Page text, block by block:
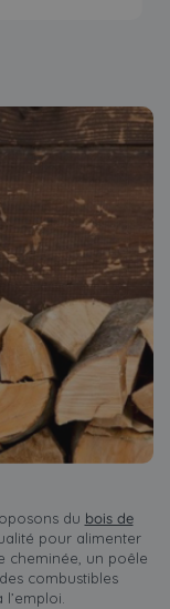
du bois de
pour alimenter
cheminée, un poêle
combustibles